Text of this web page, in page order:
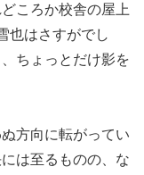
ころか校舎の屋上
也はさすがでし
ちょっとだけ影を
方向に転がってい
は至るものの、な